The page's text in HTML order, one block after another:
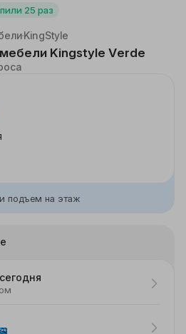
25 раз
KingStyle
Kingstyle Verde
подъем на этаж